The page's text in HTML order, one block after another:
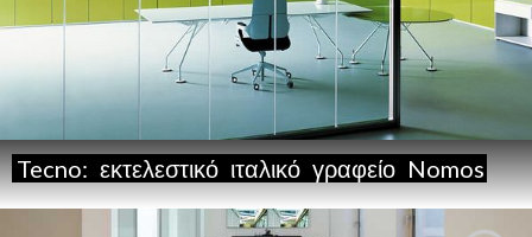
Tecno: εκτελεστικό ιταλικό γραφείο Nomos